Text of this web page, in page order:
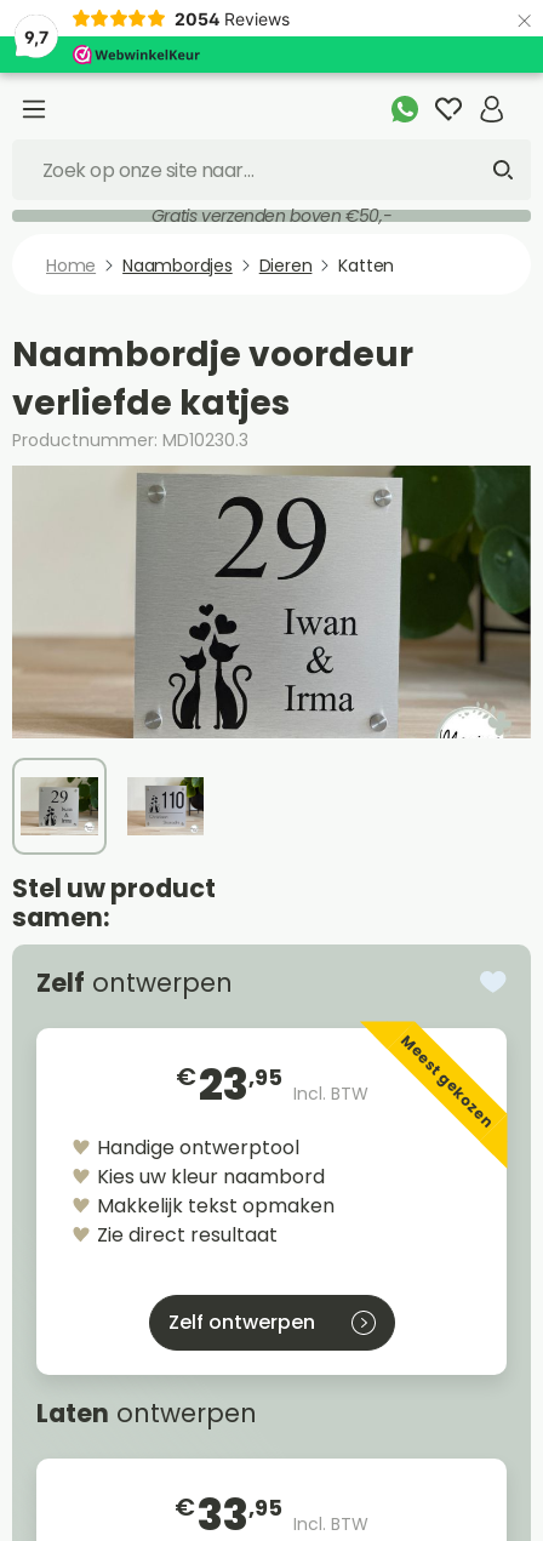
9,7
2054 Reviews ×
Gratis verzenden boven €50,-
Home Naambordjes Dieren Katten
Naambordje voordeur
verliefde katjes
Productnummer: MD10230.3
Stel uw product
samen:
Zelf ontwerpen
€23,95
Incl. BTW Meest gekozen
Handige ontwerptool
Kies uw kleur naambord
Makkelijk tekst opmaken
Zie direct resultaat
Zelf ontwerpen
Laten ontwerpen
€33,95
Incl. BTW